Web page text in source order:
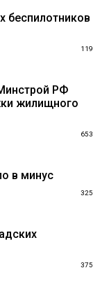
беспилотников
119
РФ
жилищного
653
в минус
325
375